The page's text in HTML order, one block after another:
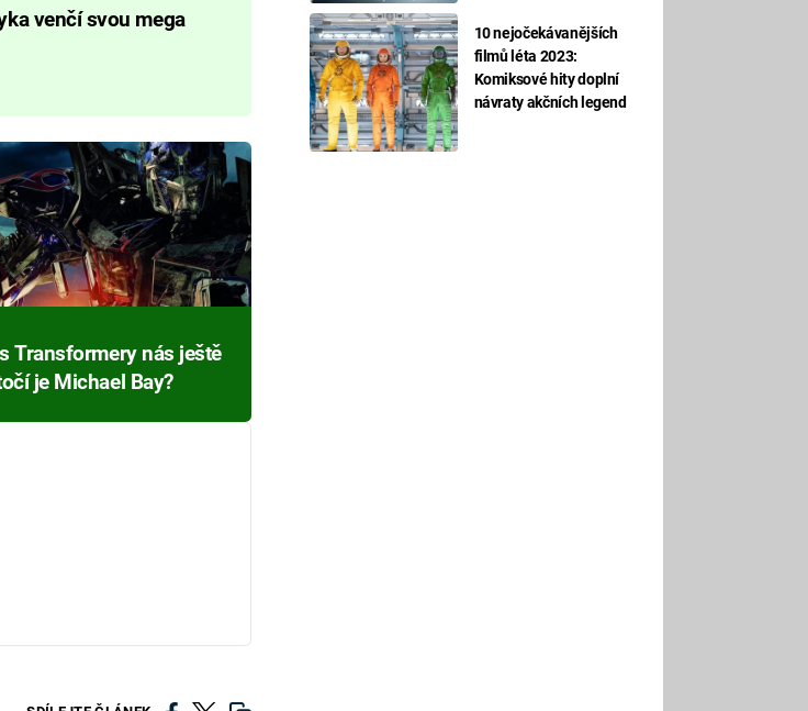
10 nejočekávanějších
filmů léta 2023:
Komiksové hity doplní
návraty akčních legend
venčí svou mega
Transformery nás ještě
je Michael Bay?